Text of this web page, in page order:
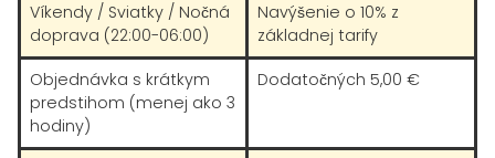
Víkendy / Sviatky / Nočná
doprava (22:00-06:00)
Navýšenie o 10% z
základnej tarify
Objednávka s krátkym
predstihom (menej ako 3
hodiny)
Dodatočných 5,00 €